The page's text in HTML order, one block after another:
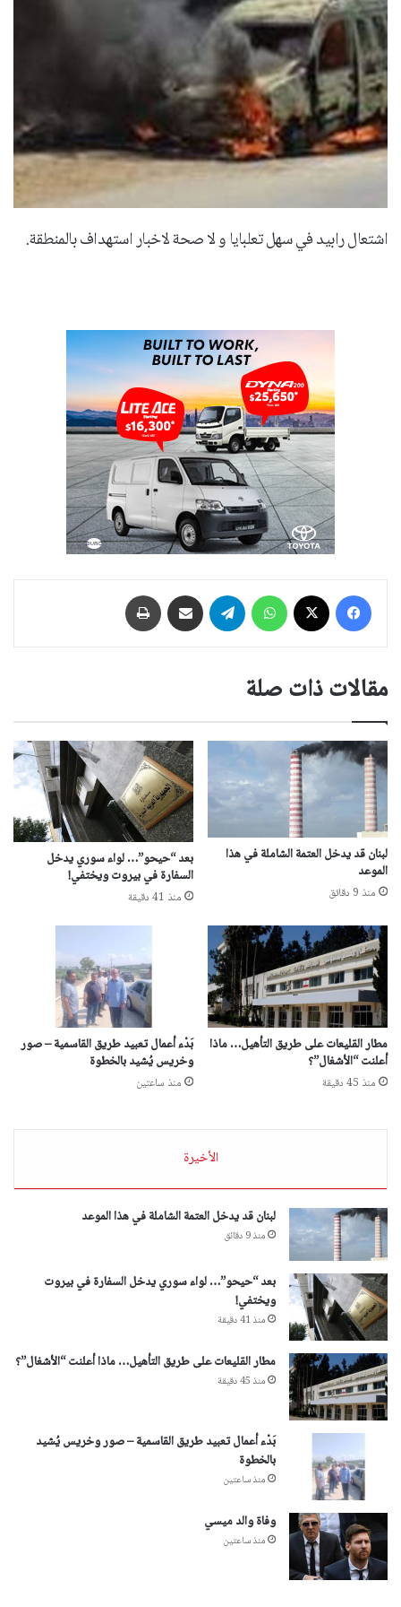
اشتعال رابيد في سهل تعلبايا و لا صحة لاخبار استهداف بالمنطقة.
فيسبوك واتساب تيلقرام مشاركة عبر البريد
مقالات ذات صلة
لبنان قد يدخل العتمة الشاملة في هذا
الموعد
منذ 9 دقائق
بعد “حيحو”… لواء سوري يدخل
السفارة في بيروت ويختفي!
منذ 41 دقيقة
مطار القليعات على طريق التأهيل… ماذا
أعلنت “الأشغال”؟
منذ 45 دقيقة
بَدْء أعمال تعبيد طريق القاسمية – صور
وخريس يُشيد بالخطوة
منذ ساعتين
الأخيرة
لبنان قد يدخل العتمة الشاملة في هذا الموعد
منذ 9 دقائق
بعد “حيحو”… لواء سوري يدخل السفارة في بيروت
ويختفي!
منذ 41 دقيقة
مطار القليعات على طريق التأهيل… ماذا أعلنت “الأشغال”؟
منذ 45 دقيقة
بَدْء أعمال تعبيد طريق القاسمية – صور وخريس يُشيد
بالخطوة
منذ ساعتين
وفاة والد ميسي
منذ ساعتين